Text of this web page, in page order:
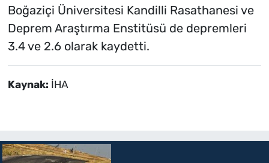
Boğaziçi Üniversitesi Kandilli Rasathanesi ve
Deprem Araştırma Enstitüsü de depremleri
3.4 ve 2.6 olarak kaydetti.
Kaynak: İHA